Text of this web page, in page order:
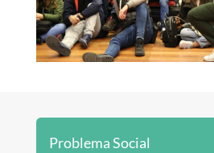
Problema Social